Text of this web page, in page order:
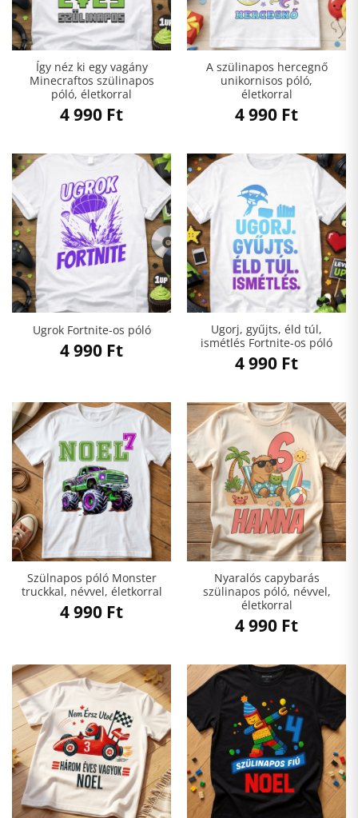
Így néz ki egy vagány
Minecraftos szülinapos
póló, életkorral
4 990 Ft
A szülinapos hercegnő
unikornisos póló,
életkorral
4 990 Ft
Ugrok Fortnite-os póló
4 990 Ft
Ugorj, gyűjts, éld túl,
ismétlés Fortnite-os póló
4 990 Ft
Szülnapos póló Monster
truckkal, névvel, életkorral
4 990 Ft
Nyaralós capybarás
szülinapos póló, névvel,
életkorral
4 990 Ft